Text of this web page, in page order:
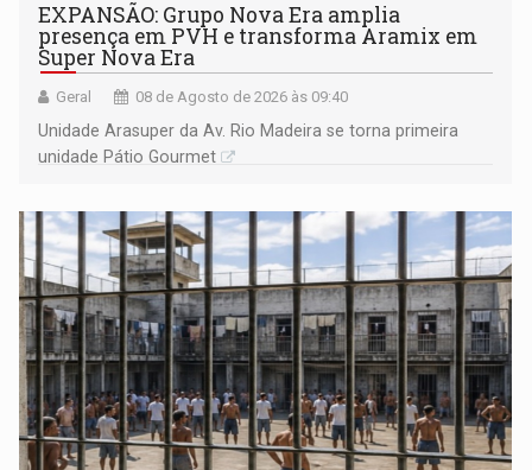
EXPANSÃO: Grupo Nova Era amplia
presença em PVH e transforma Aramix em
Super Nova Era
Geral 08 de Agosto de 2026 às 09:40
Unidade Arasuper da Av. Rio Madeira se torna primeira
unidade Pátio Gourmet